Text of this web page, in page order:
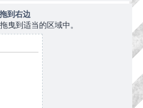
到右边
曳到适当的区域中。